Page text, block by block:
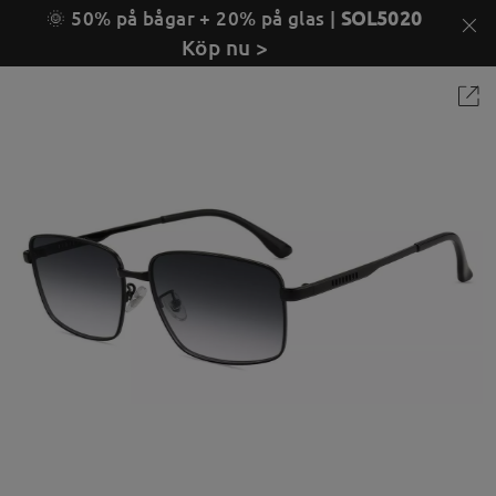
🌞 50% på bågar + 20% på glas | SOL5020
Köp nu >